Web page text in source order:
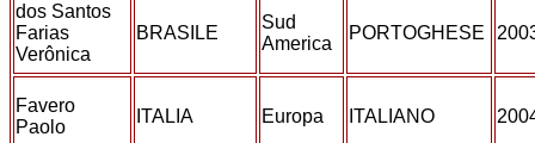
dos Santos
Farias
Verônica
BRASILE
Sud
America
PORTOGHESE
Favero
Paolo
ITALIA Europa ITALIANO